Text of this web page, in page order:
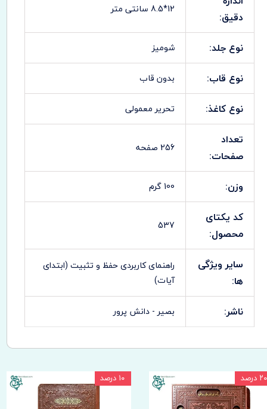
دقیق:
12*8.5 سانتی متر
نوع جلد: شومیز
نوع قاب: بدون قاب
نوع کاغذ: تحریر معمولی
تعداد
صفحات:
256 صفحه
وزن: 100 گرم
کد یکتای
محصول:
537
سایر ویژگی
ها:
راهنمای کاربردی حفظ و تثبیت (ابتدای
آیات)
ناشر: بصیر - دانش پرور
۲۰ درصد ۱۰ درصد